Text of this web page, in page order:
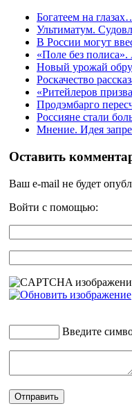
Богатеем на
Ультиматум.
В России могут
«Поле без
Новый урожай
Роскачество
«Ритейлеров
Продэмбарго
Россияне стали
Мнение. Идея
Оставить
Ваш e-mail не будет
Войти с помощью:
Введите